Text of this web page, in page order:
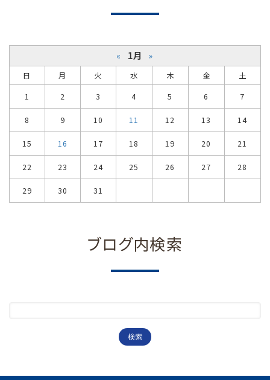
« 1月 »
日 月 火 水 木 金
土
1
2 3 4 5 6 7
8 9 10 11 12 13 14
15 16 17 18 19 20 21
22 23 24 25 26 27 28
29 30 31
ブログ内検索